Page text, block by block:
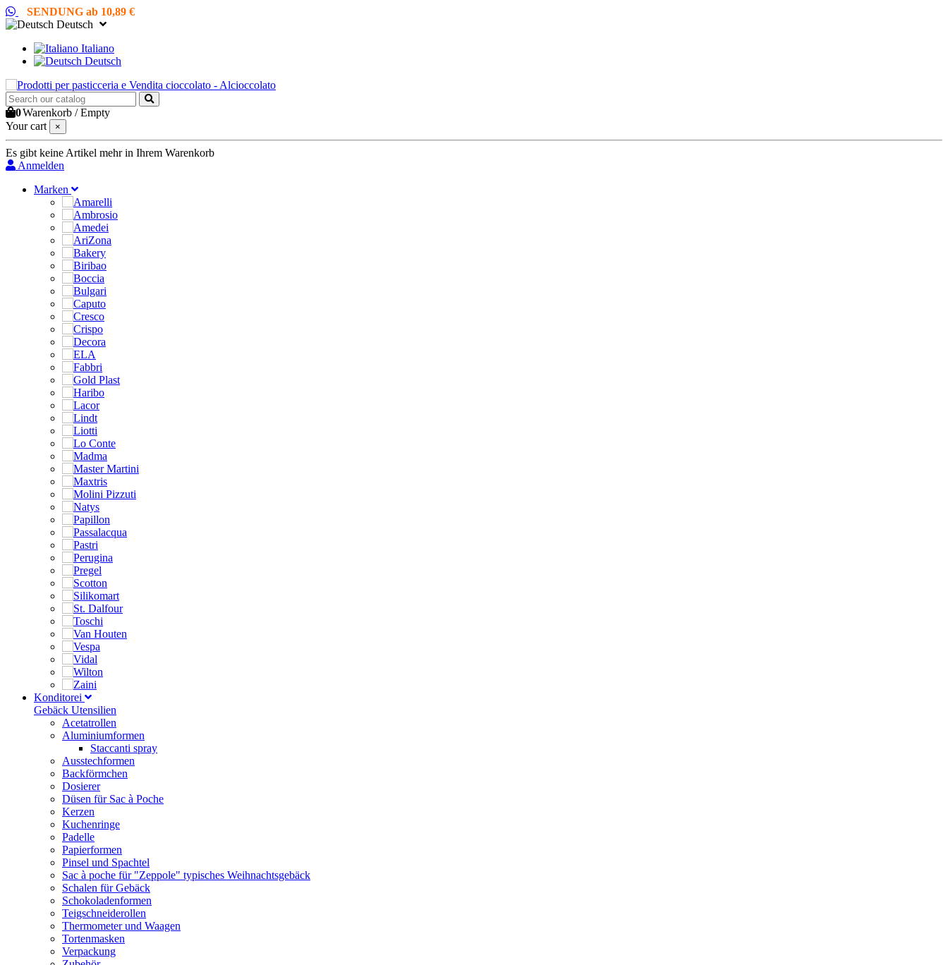
SENDUNG ab 10,89 €
Deutsch
Italiano
Deutsch
0Warenkorb /Empty
Your cart
×
Es gibt keine Artikel mehr in Ihrem Warenkorb
Anmelden
Marken
Konditorei
Gebäck Utensilien
Acetatrollen
Aluminiumformen
Staccanti spray
Ausstechformen
Backförmchen
Dosierer
Düsen für Sac à Poche
Kerzen
Kuchenringe
Padelle
Papierformen
Pinsel und Spachtel
Sac à poche für "Zeppole" typisches Weihnachtsgebäck
Schalen für Gebäck
Schokoladenformen
Teigschneiderollen
Thermometer und Waagen
Tortenmasken
Verpackung